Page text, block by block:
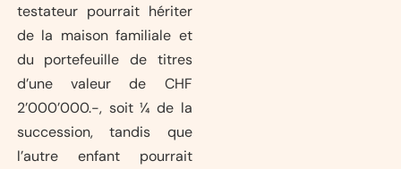
testateur pourrait hériter
de la maison familiale et
du portefeuille de titres
d’une valeur de CHF
2’000’000.-, soit ¼ de la
succession, tandis que
l’autre enfant pourrait